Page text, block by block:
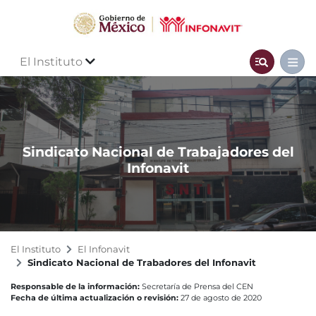
El Instituto
Sindicato Nacional de Trabajadores del
Infonavit
El Instituto
El Infonavit
Sindicato Nacional de Trabadores del Infonavit
Responsable de la información: Secretaría de Prensa del CEN
Fecha de última actualización o revisión: 27 de agosto de 2020